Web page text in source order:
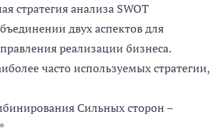
стратегия анализа SWOT
двух аспектов для
реализации бизнеса.
часто используемых стратегии,
Сильных сторон –